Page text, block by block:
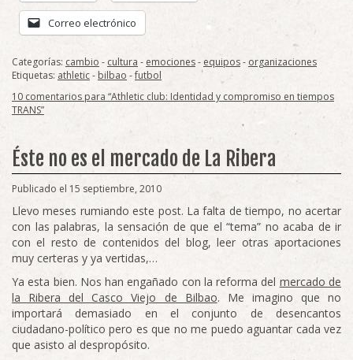
Correo electrónico
Categorías: cambio - cultura - emociones- equipos- organizaciones
Etiquetas: athletic- bilbao -futbol
10 comentarios para “Athletic club: Identidad y compromiso en tiempos
TRANS”
Éste no es el mercado de La Ribera
Publicado el 15 septiembre, 2010
Llevo meses rumiando este post. La falta de tiempo, no acertar
con las palabras, la sensación de que el “tema” no acaba de ir
con el resto de contenidos del blog, leer otras aportaciones
muy certeras y ya vertidas,…
Ya esta bien. Nos han engañado con la reforma del mercado de
la Ribera del Casco Viejo de Bilbao. Me imagino que no
importará demasiado en el conjunto de desencantos
ciudadano-político pero es que no me puedo aguantar cada vez
que asisto al despropósito.